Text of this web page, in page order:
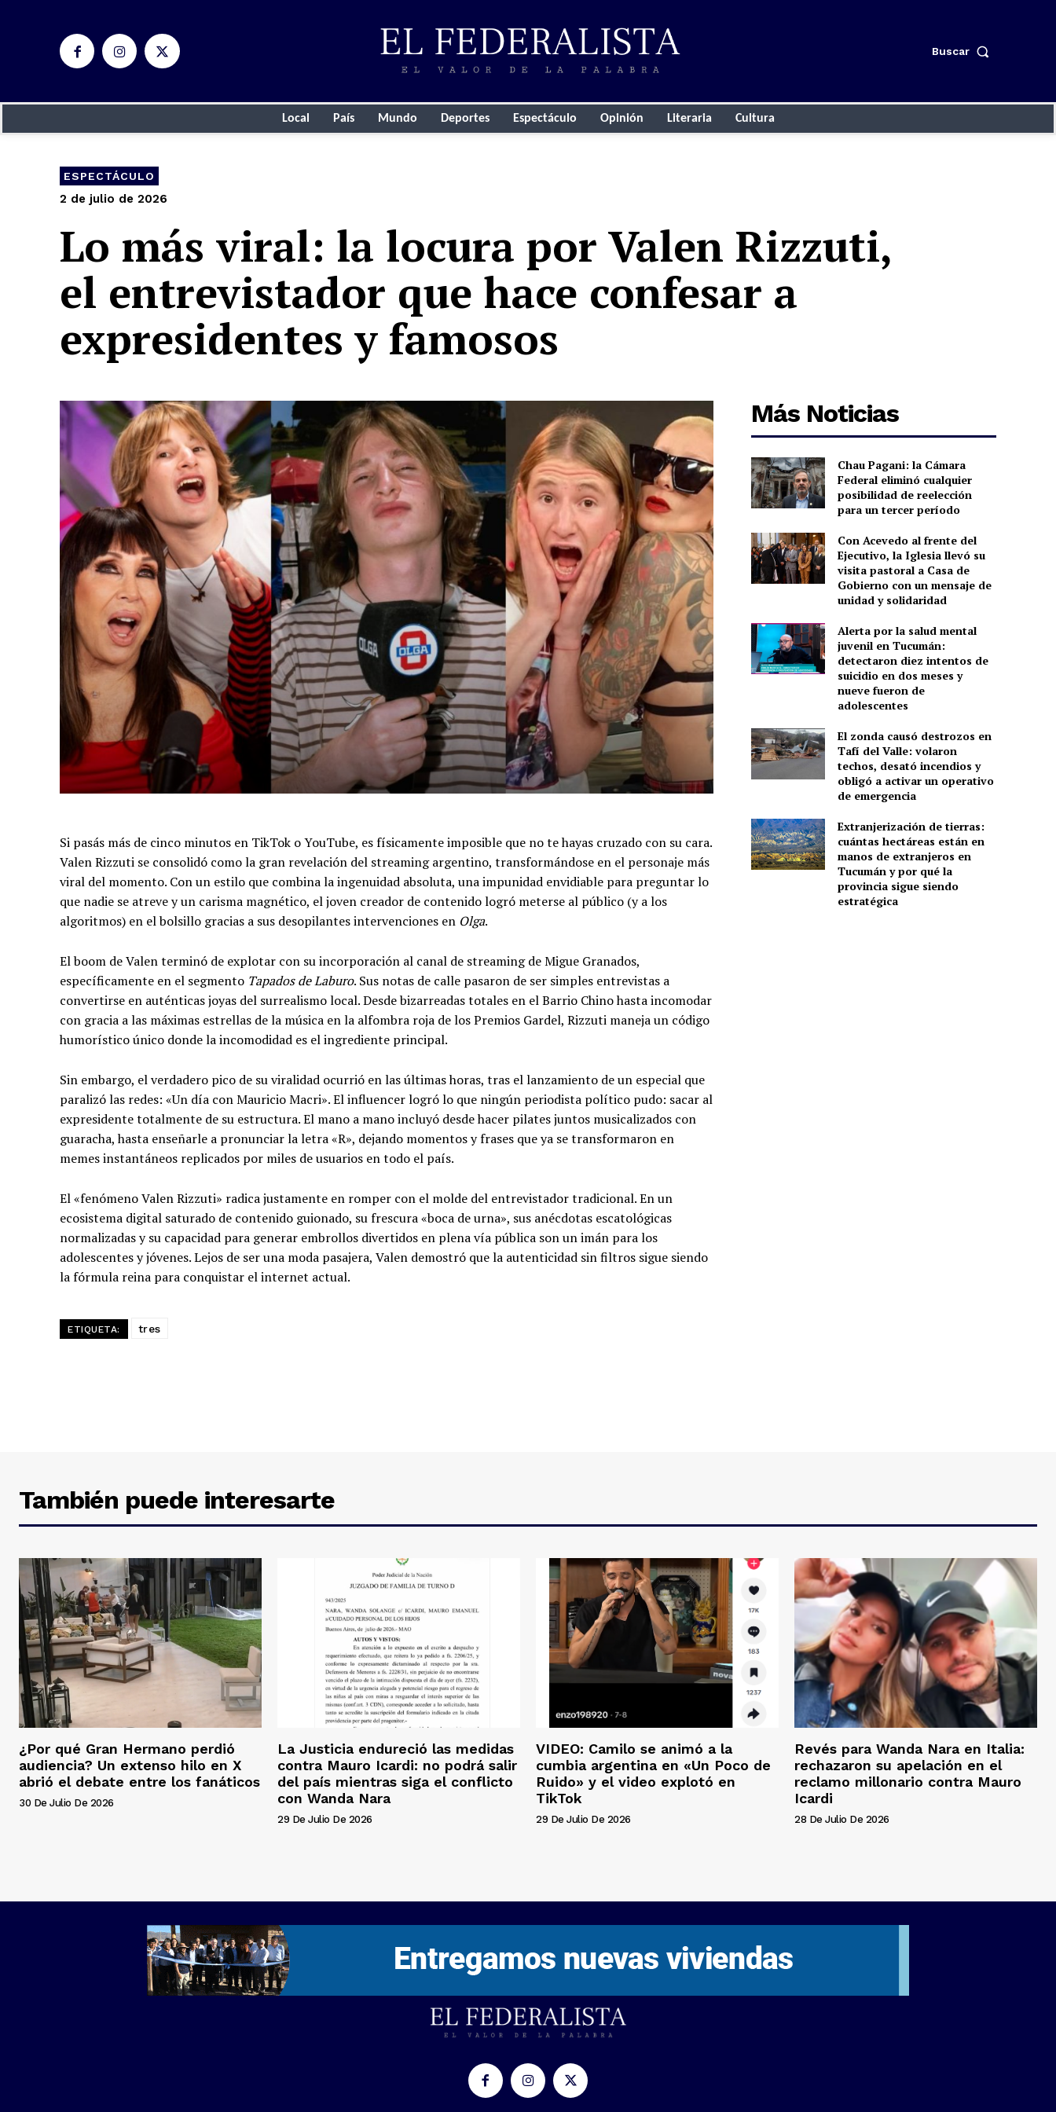
Buscar
Local País Mundo Deportes Espectáculo Opinión Literaria Cultura
ESPECTÁCULO
2 de julio de 2026
Lo más viral: la locura por Valen Rizzuti,
el entrevistador que hace confesar a
expresidentes y famosos
Si pasás más de cinco minutos en TikTok o YouTube, es físicamente imposible que no te hayas cruzado con su cara.
Valen Rizzuti se consolidó como la gran revelación del streaming argentino, transformándose en el personaje más
viral del momento. Con un estilo que combina la ingenuidad absoluta, una impunidad envidiable para preguntar lo
que nadie se atreve y un carisma magnético, el joven creador de contenido logró meterse al público (y a los
algoritmos) en el bolsillo gracias a sus desopilantes intervenciones en Olga.
El boom de Valen terminó de explotar con su incorporación al canal de streaming de Migue Granados,
específicamente en el segmento Tapados de Laburo. Sus notas de calle pasaron de ser simples entrevistas a
convertirse en auténticas joyas del surrealismo local. Desde bizarreadas totales en el Barrio Chino hasta incomodar
con gracia a las máximas estrellas de la música en la alfombra roja de los Premios Gardel, Rizzuti maneja un código
humorístico único donde la incomodidad es el ingrediente principal.
Sin embargo, el verdadero pico de su viralidad ocurrió en las últimas horas, tras el lanzamiento de un especial que
paralizó las redes: «Un día con Mauricio Macri».El influencer logró lo que ningún periodista político pudo: sacar al
expresidente totalmente de su estructura.El mano a mano incluyó desde hacer pilates juntos musicalizados con
guaracha, hasta enseñarle a pronunciar la letra «R», dejando momentos y frases que ya se transformaron en
memes instantáneos replicados por miles de usuarios en todo el país.
El «fenómeno Valen Rizzuti» radica justamente en romper con el molde del entrevistador tradicional. En un
ecosistema digital saturado de contenido guionado, su frescura «boca de urna», sus anécdotas escatológicas
normalizadas y su capacidad para generar embrollos divertidos en plena vía pública son un imán para los
adolescentes y jóvenes. Lejos de ser una moda pasajera, Valen demostró que la autenticidad sin filtros sigue siendo
la fórmula reina para conquistar el internet actual.
ETIQUETA: tres
Más Noticias
Chau Pagani: la Cámara
Federal eliminó cualquier
posibilidad de reelección
para un tercer período
Con Acevedo al frente del
Ejecutivo, la Iglesia llevó su
visita pastoral a Casa de
Gobierno con un mensaje de
unidad y solidaridad
Alerta por la salud mental
juvenil en Tucumán:
detectaron diez intentos de
suicidio en dos meses y
nueve fueron de
adolescentes
El zonda causó destrozos en
Tafí del Valle: volaron
techos, desató incendios y
obligó a activar un operativo
de emergencia
Extranjerización de tierras:
cuántas hectáreas están en
manos de extranjeros en
Tucumán y por qué la
provincia sigue siendo
estratégica
También puede interesarte
¿Por qué Gran Hermano perdió
audiencia? Un extenso hilo en X
abrió el debate entre los fanáticos
30 De Julio De 2026
La Justicia endureció las medidas
contra Mauro Icardi: no podrá salir
del país mientras siga el conflicto
con Wanda Nara
29 De Julio De 2026
VIDEO: Camilo se animó a la
cumbia argentina en «Un Poco de
Ruido» y el video explotó en
TikTok
29 De Julio De 2026
Revés para Wanda Nara en Italia:
rechazaron su apelación en el
reclamo millonario contra Mauro
Icardi
28 De Julio De 2026